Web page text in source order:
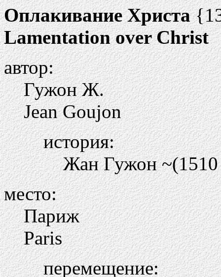
Оплакивание Христа
Lamentation over Christ
автор:
Гужон Ж.
Jean Goujon
история:
Жан Гужон ~(1510
место:
Париж
Paris
перемещение: